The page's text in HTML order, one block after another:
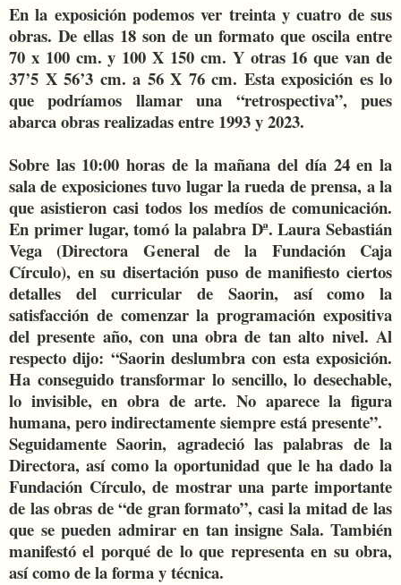
En la exposición podemos ver treinta y cuatro de sus
obras. De ellas 18 son de un formato que oscila entre
70 x 100 cm. y 100 X 150 cm. Y otras 16 que van de
37’5 X 56’3 cm. a 56 X 76 cm. Esta exposición es lo
que podríamos llamar una “retrospectiva”, pues
abarca obras realizadas entre 1993 y 2023.
Sobre las 10:00 horas de la mañana del día 24 en la
sala de exposiciones tuvo lugar la rueda de prensa, a la
que asistieron casi todos los medíos de comunicación.
En primer lugar, tomó la palabra Dª. Laura Sebastián
Vega (Directora General de la Fundación Caja
Círculo), en su disertación puso de manifiesto ciertos
detalles del curricular de Saorin, así como la
satisfacción de comenzar la programación expositiva
del presente año, con una obra de tan alto nivel. Al
respecto dijo: “Saorin deslumbra con esta exposición.
Ha conseguido transformar lo sencillo, lo desechable,
lo invisible, en obra de arte. No aparece la figura
humana, pero indirectamente siempre está presente”.
Seguidamente Saorin, agradeció las palabras de la
Directora, así como la oportunidad que le ha dado la
Fundación Círculo, de mostrar una parte importante
de las obras de “de gran formato”, casi la mitad de las
que se pueden admirar en tan insigne Sala. También
manifestó el porqué de lo que representa en su obra,
así como de la forma y técnica.